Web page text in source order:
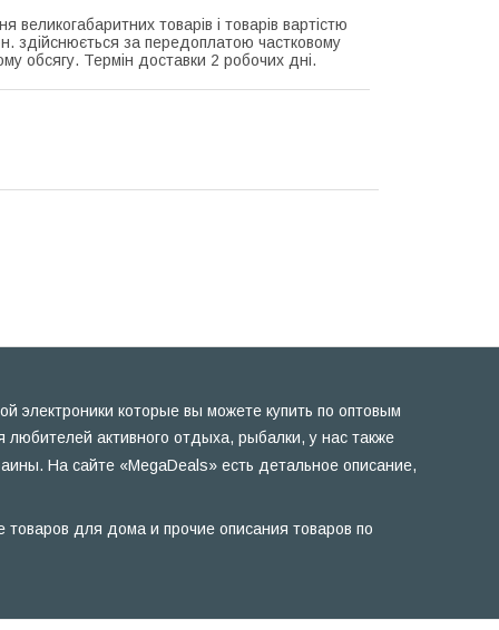
великогабаритних товарів і товарів вартістю
здійснюється за передоплатою частковому
обсягу. Термін доставки 2 робочих дні.
электроники которые вы можете купить по оптовым
активного отдыха, рыбалки, у нас также
На сайте «MegaDeals» есть детальное описание,
для дома и прочие описания товаров по